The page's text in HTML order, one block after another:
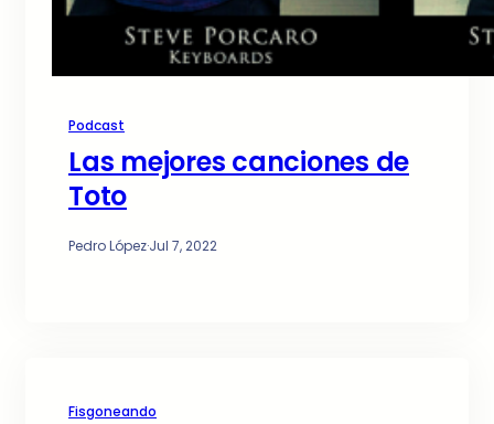
Podcast
Las mejores canciones de
Toto
Pedro López·Jul 7, 2022
Fisgoneando